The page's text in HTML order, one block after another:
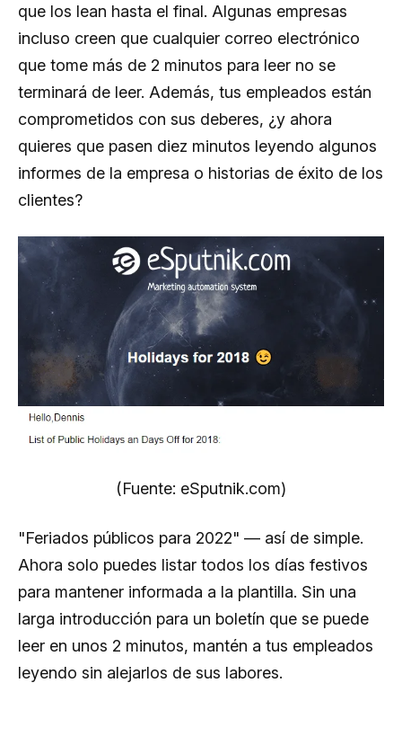
que los lean hasta el final. Algunas empresas
incluso creen que cualquier correo electrónico
que tome más de 2 minutos para leer no se
terminará de leer. Además, tus empleados están
comprometidos con sus deberes, ¿y ahora
quieres que pasen diez minutos leyendo algunos
informes de la empresa o historias de éxito de los
clientes?
(Fuente: eSputnik.com)
"Feriados públicos para 2022" — así de simple.
Ahora solo puedes listar todos los días festivos
para mantener informada a la plantilla. Sin una
larga introducción para un boletín que se puede
leer en unos 2 minutos, mantén a tus empleados
leyendo sin alejarlos de sus labores.